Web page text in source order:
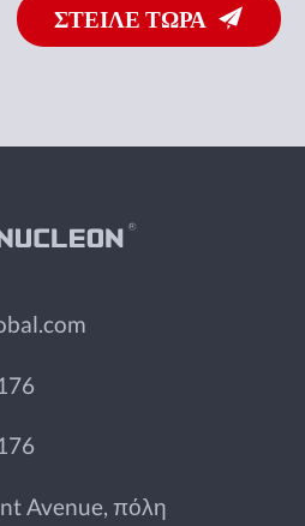
ΣΤΕΙΛΕ ΤΩΡΑ
Avenue, πόλη